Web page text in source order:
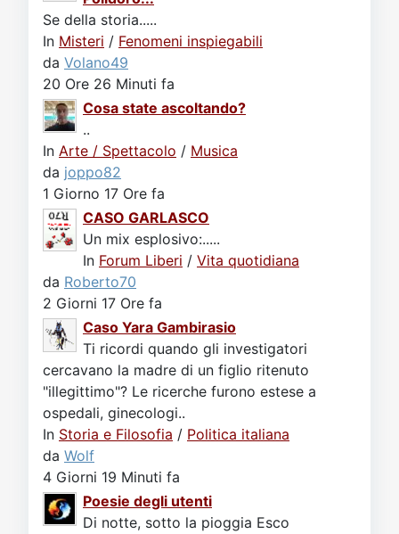
Se della storia.....
In Misteri / Fenomeni inspiegabili
da Volano49
20 Ore 26 Minuti fa
Cosa state ascoltando?
..
In Arte / Spettacolo / Musica
da joppo82
1 Giorno 17 Ore fa
CASO GARLASCO
Un mix esplosivo:.....
In Forum Liberi / Vita quotidiana
da Roberto70
2 Giorni 17 Ore fa
Caso Yara Gambirasio
Ti ricordi quando gli investigatori
cercavano la madre di un figlio ritenuto
"illegittimo"? Le ricerche furono estese a
ospedali, ginecologi..
In Storia e Filosofia / Politica italiana
da Wolf
4 Giorni 19 Minuti fa
Poesie degli utenti
Di notte, sotto la pioggia Esco